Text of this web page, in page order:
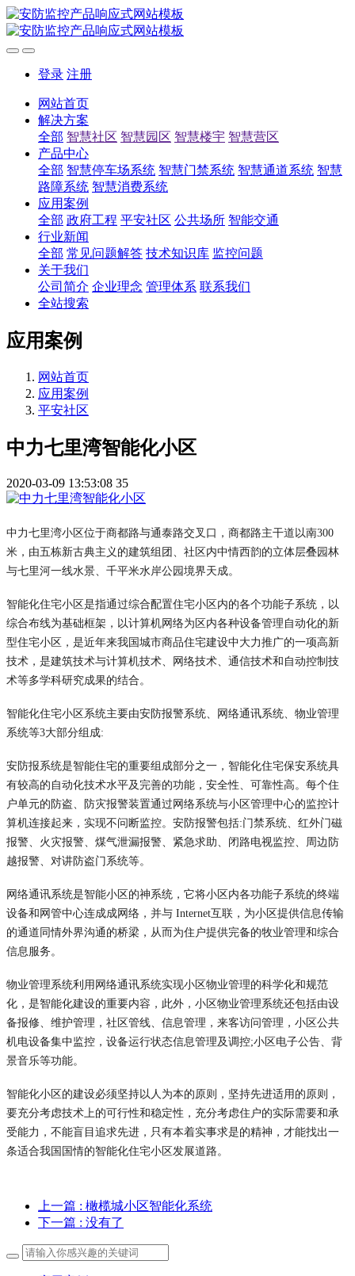
登录 注册
网站首页
解决方案
全部 智慧社区 智慧园区 智慧楼宇 智慧营区
产品中心
全部 智慧停车场系统 智慧门禁系统 智慧通道系统 智慧
路障系统 智慧消费系统
应用案例
全部 政府工程 平安社区 公共场所 智能交通
行业新闻
全部 常见问题解答 技术知识库 监控问题
关于我们
公司简介 企业理念 管理体系 联系我们
全站搜索
应用案例
网站首页
应用案例
平安社区
中力七里湾智能化小区
2020-03-09 13:53:08 35
中力七里湾小区位于商都路与通泰路交叉口，商都路主干道以南300
米，由五栋新古典主义的建筑组团、社区内中情西韵的立体层叠园林
与七里河一线水景、千平米水岸公园境界天成。
智能化住宅小区是指通过综合配置住宅小区内的各个功能子系统，以
综合布线为基础框架，以计算机网络为区内各种设备管理自动化的新
型住宅小区，是近年来我国城市商品住宅建设中大力推广的一项高新
技术，是建筑技术与计算机技术、网络技术、通信技术和自动控制技
术等多学科研究成果的结合。
智能化住宅小区系统主要由安防报警系统、网络通讯系统、物业管理
系统等3大部分组成:
安防报系统是智能住宅的重要组成部分之一，智能化住宅保安系统具
有较高的自动化技术水平及完善的功能，安全性、可靠性高。每个住
户单元的防盗、防灾报警装置通过网络系统与小区管理中心的监控计
算机连接起来，实现不问断监控。安防报警包括:门禁系统、红外门磁
报警、火灾报警、煤气泄漏报警、紧急求助、闭路电视监控、周边防
越报警、对讲防盗门系统等。
网络通讯系统是智能小区的神系统，它将小区内各功能子系统的终端
设备和网管中心连成成网络，并与 Internet互联，为小区提供信息传输
的通道同情外界沟通的桥梁，从而为住户提供完备的牧业管理和综合
信息服务。
物业管理系统利用网络通讯系统实现小区物业管理的科学化和规范
化，是智能化建设的重要内容，此外，小区物业管理系统还包括由设
备报修、维护管理，社区管线、信息管理，来客访问管理，小区公共
机电设备集中监控，设备运行状态信息管理及调控;小区电子公告、背
景音乐等功能。
智能化小区的建设必须坚持以人为本的原则，坚持先进适用的原则，
要充分考虑技术上的可行性和稳定性，充分考虑住户的实际需要和承
受能力，不能盲目追求先进，只有本着实事求是的精神，才能找出一
条适合我国国情的智能化住宅小区发展道路。
上一篇 : 橄榄城小区智能化系统
下一篇 : 没有了